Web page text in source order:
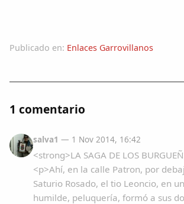
Publicado en: Enlaces Garrovillanos
1 comentario
salva1 — 1 Nov 2014, 16:42
<strong>LA SAGA DE LOS
<p>Ahí, en la calle Patron, por
Saturio Rosado, el tio Leoncio, en
humilde, peluquería, formó a sus